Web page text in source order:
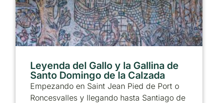
Leyenda del Gallo y la Gallina de
Santo Domingo de la Calzada
Empezando en Saint Jean Pied de Port o
Roncesvalles y llegando hasta Santiago de